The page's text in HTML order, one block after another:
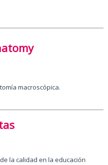
macroscópica.
la calidad en la educación